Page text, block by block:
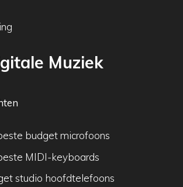
Muziek
budget microfoons
MIDI-keyboards
studio hoofdtelefoons